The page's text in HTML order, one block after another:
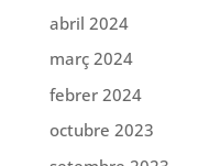
abril 2024
març 2024
febrer 2024
octubre 2023